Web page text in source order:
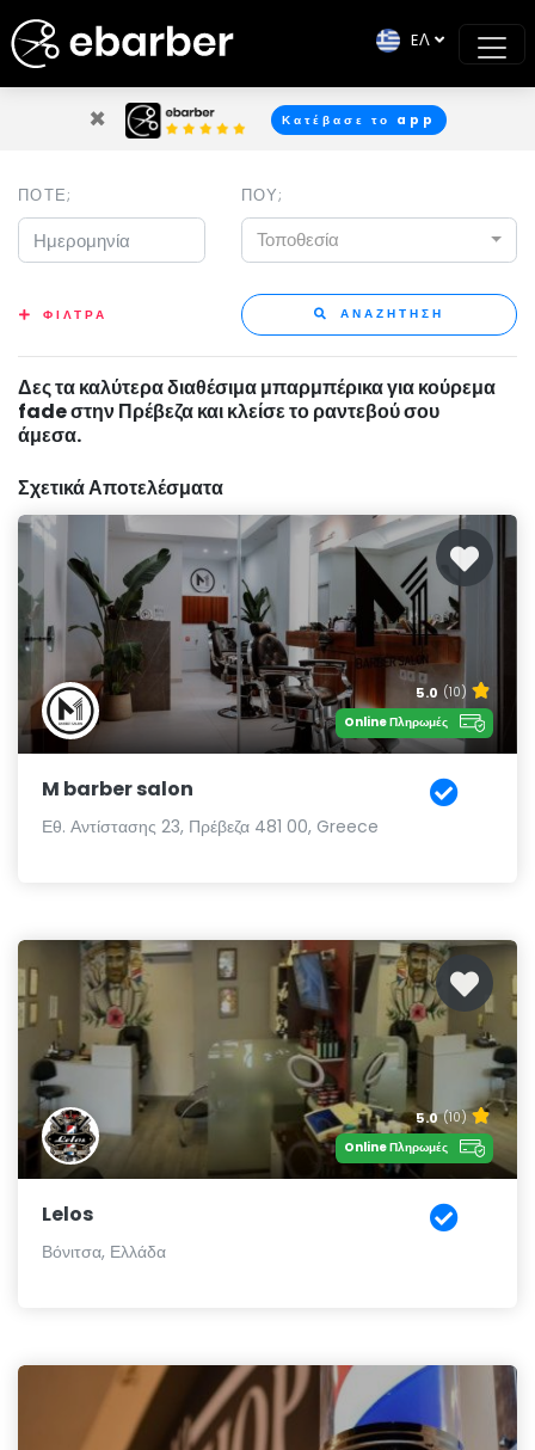
× Κατέβασε το app
EΛ
ΠΟΤΕ; ΠΟΥ;
Τοποθεσία
ΦΙΛΤΡΑ ΑΝΑΖΗΤΗΣΗ
Δες τα καλύτερα διαθέσιμα μπαρμπέρικα για κούρεμα
fade στην Πρέβεζα και κλείσε το ραντεβού σου
άμεσα.
Σχετικά Αποτελέσματα
5.0 (10)
Online Πληρωμές
M barber salon
Εθ. Αντίστασης 23, Πρέβεζα 481 00, Greece
5.0 (10)
Online Πληρωμές
Lelos
Βόνιτσα, Ελλάδα